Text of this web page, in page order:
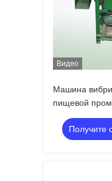
Видео
Машина
пищевой
Получите